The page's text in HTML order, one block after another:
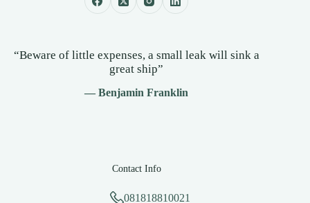
“Beware of little expenses, a small leak will sink a
great ship”
— Benjamin Franklin
Contact Info
081818810021